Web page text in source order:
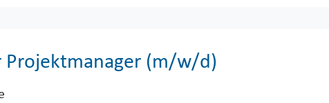
Projektmanager (m/w/d)